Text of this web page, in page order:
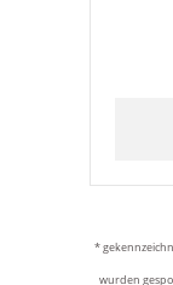
*
wurden